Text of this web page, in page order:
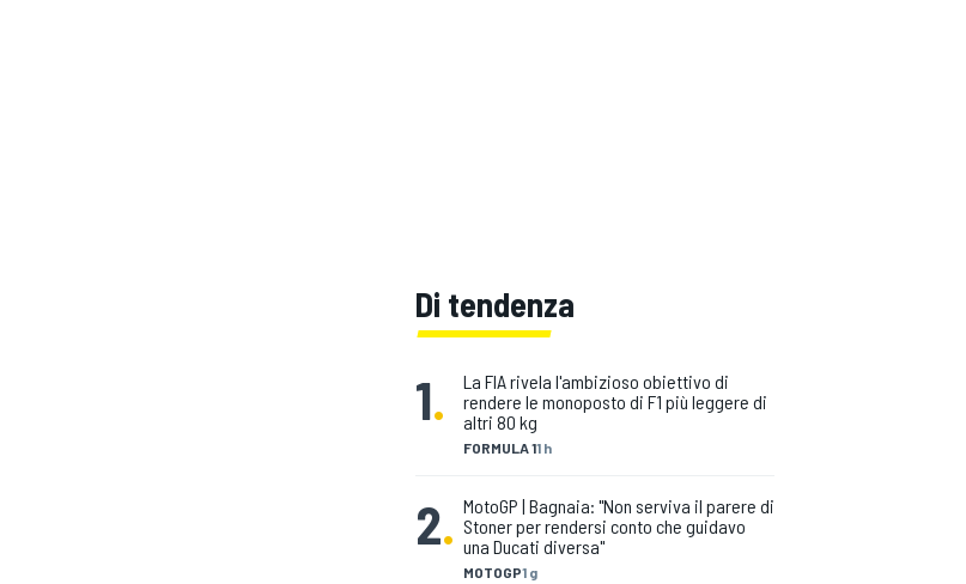
Di tendenza
1.
FORMULA 11 h
La FIA rivela l'ambizioso obiettivo di
rendere le monoposto di F1 più leggere di
altri 80 kg
2.
MOTOGP1 g
MotoGP | Bagnaia: "Non serviva il parere di
Stoner per rendersi conto che guidavo
una Ducati diversa"